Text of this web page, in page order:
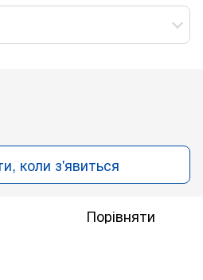
коли з'явиться
Порівняти